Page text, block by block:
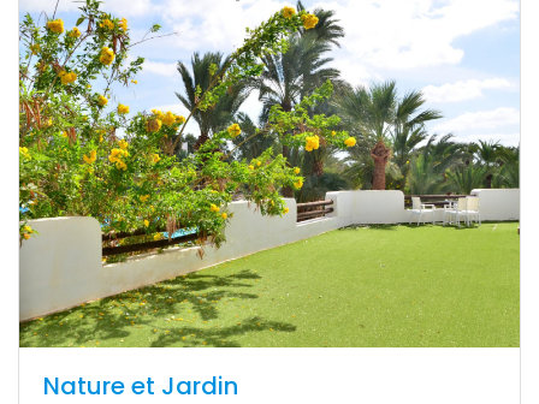
Nature et Jardin